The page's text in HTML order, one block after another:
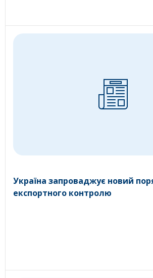
Україна запроваджує новий
експортного контролю